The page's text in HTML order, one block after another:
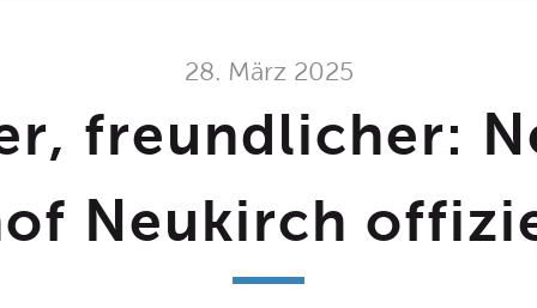
28. März 2025
freundlicher:
Neukirch